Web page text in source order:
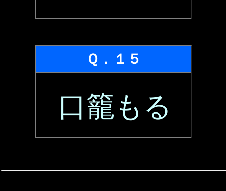
Ｑ．１５
口籠もる